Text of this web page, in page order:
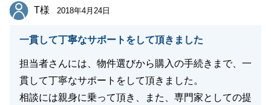
T様
T様 2018年4月24日
一貫して丁寧なサポートをして頂きました
担当者さんには、物件選びから購入の手続きまで、一
貫して丁寧なサポートをして頂きました。
相談には親身に乗って頂き、また、専門家としての提